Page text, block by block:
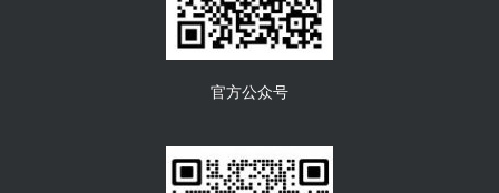
官方公众号